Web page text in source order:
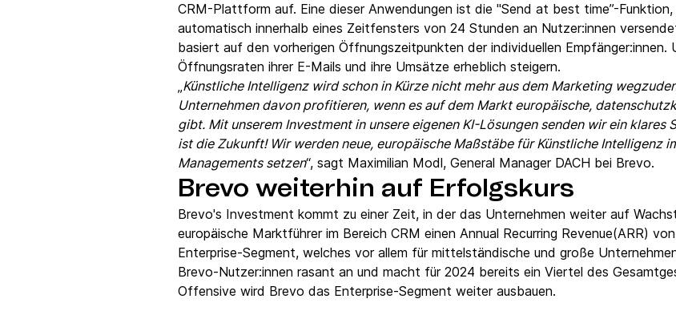
CRM-Plattform auf. Eine dieser Anwendungen ist die "Send at best time”-
automatisch innerhalb eines Zeitfensters von 24 Stunden an Nutzer:innen
basiert auf den vorherigen Öffnungszeitpunkten der individuellen Empfänger:innen.
Öffnungsraten ihrer E-Mails und ihre Umsätze erheblich steigern.
„Künstliche Intelligenz wird schon in Kürze nicht mehr aus dem Marketing
Unternehmen davon profitieren, wenn es auf dem Markt europäische,
gibt. Mit unserem Investment in unsere eigenen KI-Lösungen senden wir ein klares
ist die Zukunft! Wir werden neue, europäische Maßstäbe für Künstliche Intelligenz
Managements setzen“, sagt Maximilian Modl, General Manager DACH bei Brevo.
Brevo weiterhin auf Erfolgskurs
Brevo's Investment kommt zu einer Zeit, in der das Unternehmen weiter auf
europäische Marktführer im Bereich CRM einen Annual Recurring Revenue(ARR)
Enterprise-Segment, welches vor allem für mittelständische und große
Brevo-Nutzer:innen rasant an und macht für 2024 bereits ein Viertel des
Offensive wird Brevo das Enterprise-Segment weiter ausbauen.